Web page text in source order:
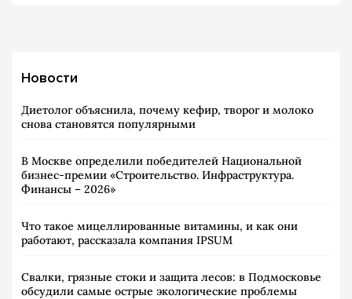
Новости
Диетолог объяснила, почему кефир, творог и молоко
снова становятся популярными
В Москве определили победителей Национальной
бизнес-премии «Строительство. Инфраструктура.
Финансы – 2026»
Что такое мицеллированные витамины, и как они
работают, рассказала компания IPSUM
Свалки, грязные стоки и защита лесов: в Подмосковье
обсудили самые острые экологические проблемы